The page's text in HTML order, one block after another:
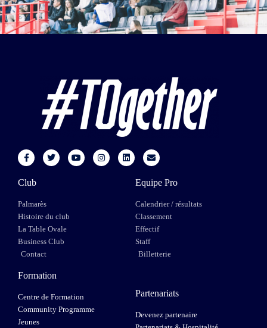
Club
Palmarès
Histoire du club
La Table Ovale
Business Club
Contact
Equipe Pro
Calendrier / résultats
Classement
Effectif
Staff
Billetterie
Formation
Centre de Formation
Community Programme
Jeunes
Partenariats
Devenez partenaire